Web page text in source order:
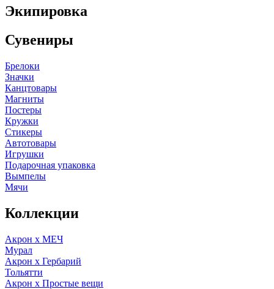
Экипировка
Сувениры
Брелоки
Значки
Канцтовары
Магниты
Постеры
Кружки
Стикеры
Автотовары
Игрушки
Подарочная упаковка
Вымпелы
Мячи
Коллекции
Акрон x МЕЧ
Мурал
Акрон x Гербарий
Тольятти
Акрон x Простые вещи